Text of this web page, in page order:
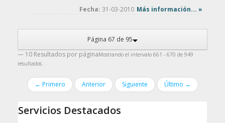
Fecha: 31-03-2010 Más información... »
Página 67 de 95
— 10 Resultados por páginaMostrando el intervalo 661 - 670 de 949
resultados.
← Primero Anterior Siguiente Último →
Servicios Destacados